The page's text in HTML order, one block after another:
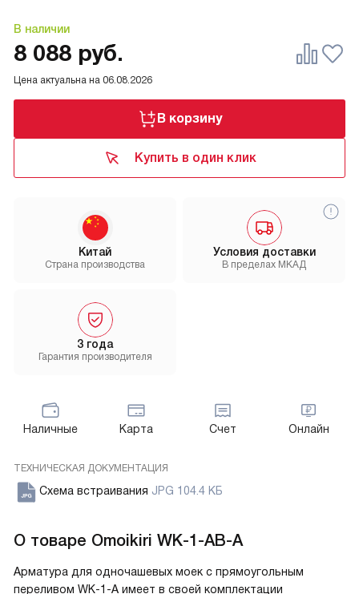
В наличии
Цена актуальна на 06.08.2026
8 088 руб.
В корзину
Купить в один клик
Условия доставки
В пределах МКАД
3 года
Гарантия производителя
Китай
Страна производства
Наличные Карта Счет Онлайн
ТЕХНИЧЕСКАЯ ДОКУМЕНТАЦИЯ
Схема встраивания JPG 104.4 КБ
О товаре Omoikiri WK-1-AB-A
Арматура для одночашевых моек с прямоугольным
переливом WK-1-A имеет в своей комплектации